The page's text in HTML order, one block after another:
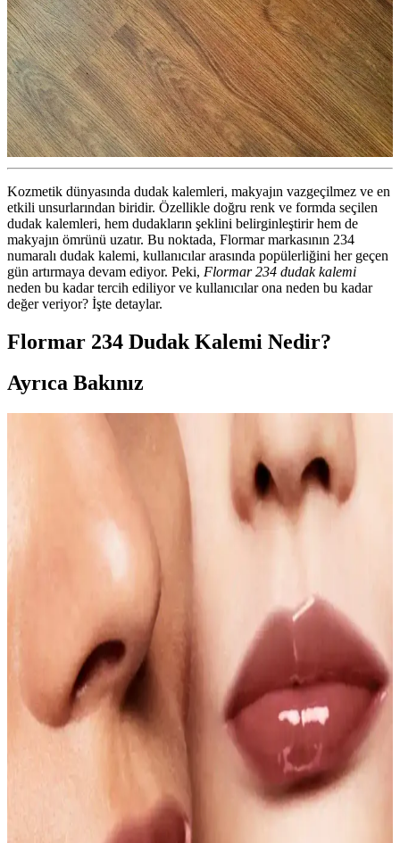
Kozmetik dünyasında dudak kalemleri, makyajın vazgeçilmez ve en
etkili unsurlarından biridir. Özellikle doğru renk ve formda seçilen
dudak kalemleri, hem dudakların şeklini belirginleştirir hem de
makyajın ömrünü uzatır. Bu noktada, Flormar markasının 234
numaralı dudak kalemi, kullanıcılar arasında popülerliğini her geçen
gün artırmaya devam ediyor. Peki, Flormar 234 dudak kalemi
neden bu kadar tercih ediliyor ve kullanıcılar ona neden bu kadar
değer veriyor? İşte detaylar.
Flormar 234 Dudak Kalemi Nedir?
Ayrıca Bakınız
Dudak Renklerinde Ton Uyumu ve Makyajda
Doğru Ürün Seçimi Rehberi
Dudak makyajında cilt tonuna uygun renk seçimi, alt tonların
uyumu ve dudak kalemi kullanımı makyajın estetik ve profesyonel
görünmesini sağlar. Doğru ürün ve tekniklerle dengeli makyaj elde
Laka'nın Yeni Dudak Kalemleri: Espresso Temper
ve Burnt Brown Renkleriyle Kalıcı ve Konforlu
Laka'nın yeni dudak kalemleri Espresso Temper ve Burnt Brown
renkleriyle zengin tonlar sunar. Kremsi yapısı konforlu, hızlı
sabitlenir ve kalıcıdır. Leke bırakmaz, dudaklarda derinlik ve
kontrast sağlar.
Kalıcı ve Suya Dayanıklı Makyaj Kalemleri: Uzun
Süreli ve Güvenilir Kullanım Rehberi
Suya dayanıklı makyaj kalemleri, uzun süre kalıcılık ve dayanıklılık
sunar, özellikle aktif yaşam tarzına uygun, göz ve dudak bölgesinde
tercih edilir, doğru kullanım ve temizlikle makyaj ömrü uzar.